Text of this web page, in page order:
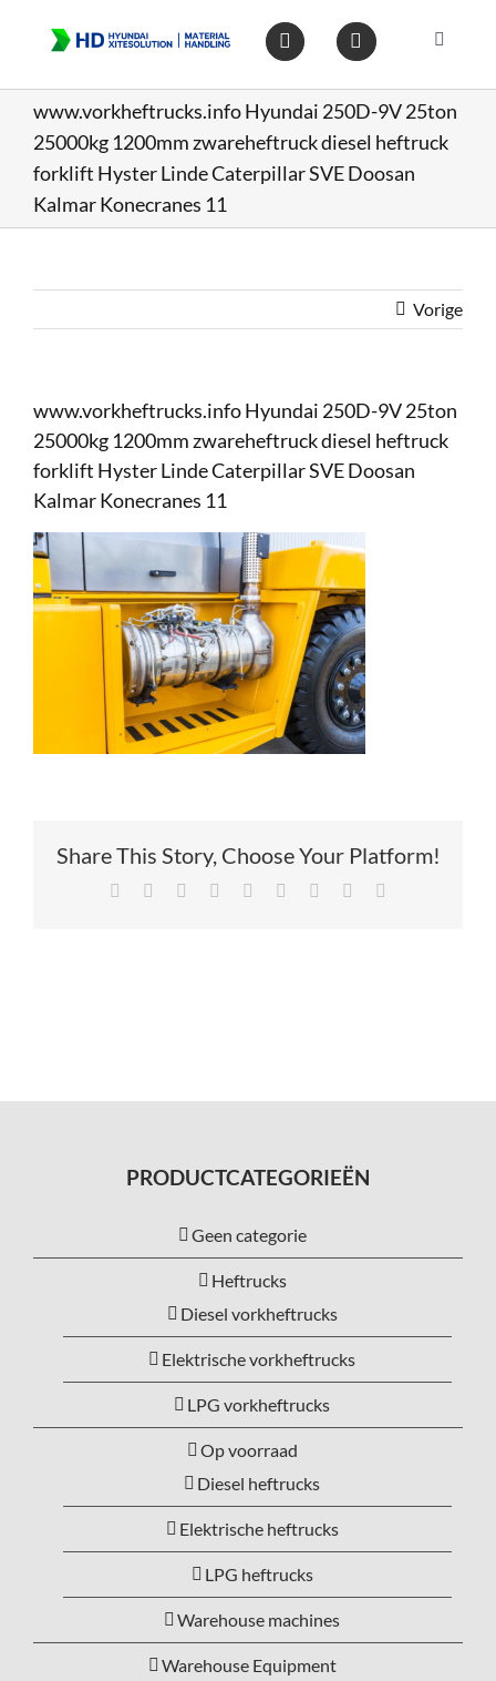
inhoud
Toggle
Op
www.vorkheftrucks.info Hyundai 250D-9V 25ton
25000kg 1200mm zwareheftruck diesel heftruck
forklift Hyster Linde Caterpillar SVE Doosan
Kalmar Konecranes 11
Vorige
www.vorkheftrucks.info Hyundai 250D-9V 25ton
25000kg 1200mm zwareheftruck diesel heftruck
forklift Hyster Linde Caterpillar SVE Doosan
Kalmar Konecranes 11
Share This Story, Choose Your Platform!
Facebook Reddit LinkedIn
TumblrPinterest Xing
PRODUCTCATEGORIEËN
Geen categorie
Heftrucks
Diesel vorkheftrucks
Elektrische vorkheftrucks
LPG vorkheftrucks
Op voorraad
Diesel heftrucks
Elektrische heftrucks
LPG heftrucks
Warehouse machines
Warehouse Equipment